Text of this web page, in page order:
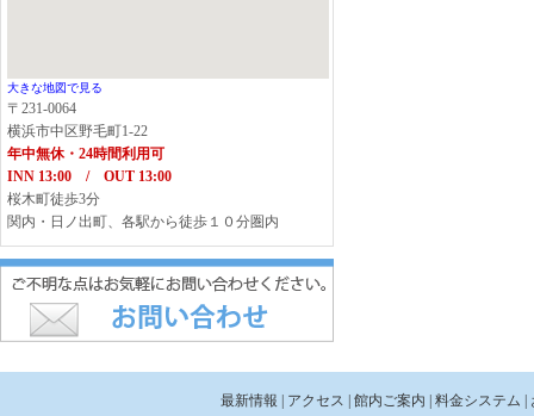
大きな地図で見る
〒231-0064
横浜市中区野毛町1-22
年中無休・24時間利用可
INN 13:00 / OUT 13:00
桜木町徒歩3分
関内・日ノ出町、各駅から徒歩１０分圏内
最新情報 | アクセス | 館内ご案内 | 料金システム